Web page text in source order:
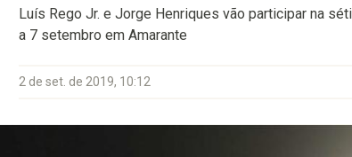
Luís Rego Jr. e Jorge Henriques vão participar na
a 7 setembro em Amarante
2 de set. de 2019, 10:12